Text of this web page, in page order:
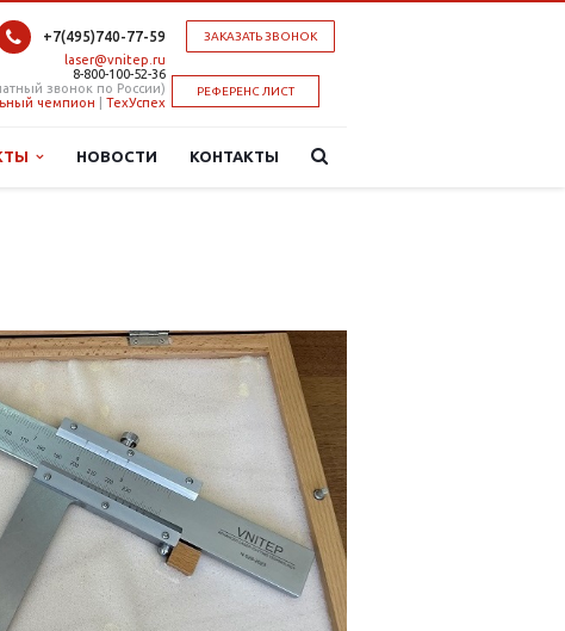
ЗАКАЗАТЬ ЗВОНОК
+7(495)740-77-59
laser@vnitep.ru
8-800-100-52-36
звонок по России)
чемпион
ТехУспех
РЕФЕРЕНС ЛИСТ
НОВОСТИ КОНТАКТЫ